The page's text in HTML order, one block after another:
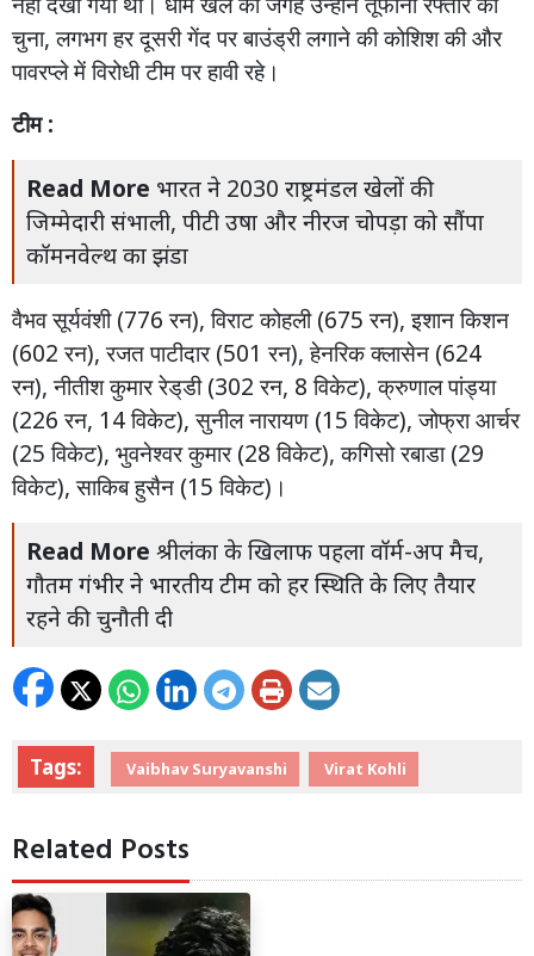
चुना,लगभगहरदूसरीगेंदपरबाउंड्रीलगानेकीकोशिशकीऔर
पावरप्लेमेंविरोधीटीमपरहावीरहे।
टीम:
Read More भारत ने 2030 राष्ट्रमंडल खेलों की
जिम्मेदारी संभाली, पीटी उषा और नीरज चोपड़ा को सौंपा
कॉमनवेल्थ का झंडा
वैभवसूर्यवंशी(776रन),विराटकोहली(675रन),इशानकिशन
(602रन),रजतपाटीदार(501रन),हेनरिकक्लासेन (624
रन),नीतीशकुमाररेड्डी(302रन, 8विकेट),क्रुणालपांड्या
(226रन, 14विकेट),सुनीलनारायण (15विकेट),जोफ्राआर्चर
(25विकेट), भुवनेश्वरकुमार(28विकेट),कगिसोरबाडा(29
विकेट),साकिबहुसैन (15विकेट) ।
Read More श्रीलंका के खिलाफ पहला वॉर्म-अप मैच,
गौतम गंभीर ने भारतीय टीम को हर स्थिति के लिए तैयार
रहने की चुनौती दी
Tags: Vaibhav Suryavanshi Virat Kohli
Related Posts